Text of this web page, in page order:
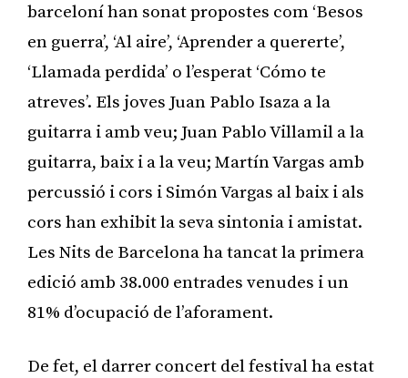
barceloní han sonat propostes com ‘Besos
en guerra’, ‘Al aire’, ‘Aprender a quererte’,
‘Llamada perdida’ o l’esperat ‘Cómo te
atreves’. Els joves Juan Pablo Isaza a la
guitarra i amb veu; Juan Pablo Villamil a la
guitarra, baix i a la veu; Martín Vargas amb
percussió i cors i Simón Vargas al baix i als
cors han exhibit la seva sintonia i amistat.
Les Nits de Barcelona ha tancat la primera
edició amb 38.000 entrades venudes i un
81% d’ocupació de l’aforament.
De fet, el darrer concert del festival ha estat